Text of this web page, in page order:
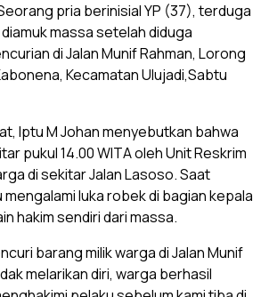
Seorang pria berinisial YP (37), terduga
massa setelah diduga
di Jalan Munif Rahman, Lorong
Kecamatan Ulujadi,Sabtu
Iptu M Johan menyebutkan bahwa
pukul 14.00 WITA oleh Unit Reskrim
di sekitar Jalan Lasoso. Saat
mengalami luka robek di bagian kepala
hakim sendiri dari massa.
barang milik warga di Jalan Munif
melarikan diri, warga berhasil